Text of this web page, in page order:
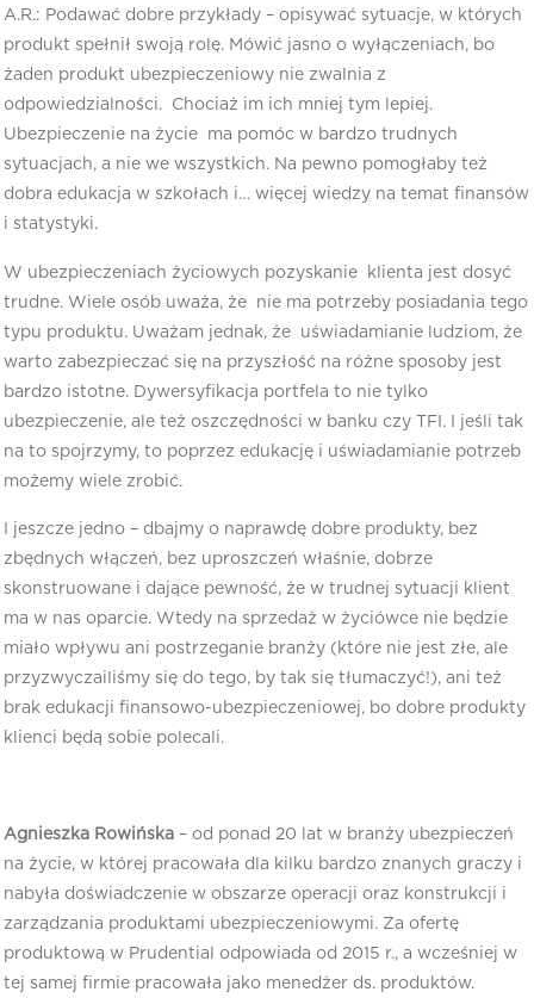
A.R.: Podawać dobre przykłady – opisywać sytuacje, w których
produkt spełnił swoją rolę. Mówić jasno o wyłączeniach, bo
żaden produkt ubezpieczeniowy nie zwalnia z
odpowiedzialności. Chociaż im ich mniej tym lepiej.
Ubezpieczenie na życie ma pomóc w bardzo trudnych
sytuacjach, a nie we wszystkich. Na pewno pomogłaby też
dobra edukacja w szkołach i… więcej wiedzy na temat finansów
i statystyki.
W ubezpieczeniach życiowych pozyskanie klienta jest dosyć
trudne. Wiele osób uważa, że nie ma potrzeby posiadania tego
typu produktu. Uważam jednak, że uświadamianie ludziom, że
warto zabezpieczać się na przyszłość na różne sposoby jest
bardzo istotne. Dywersyfikacja portfela to nie tylko
ubezpieczenie, ale też oszczędności w banku czy TFI. I jeśli tak
na to spojrzymy, to poprzez edukację i uświadamianie potrzeb
możemy wiele zrobić.
I jeszcze jedno – dbajmy o naprawdę dobre produkty, bez
zbędnych włączeń, bez uproszczeń właśnie, dobrze
skonstruowane i dające pewność, że w trudnej sytuacji klient
ma w nas oparcie. Wtedy na sprzedaż w życiówce nie będzie
miało wpływu ani postrzeganie branży (które nie jest złe, ale
przyzwyczailiśmy się do tego, by tak się tłumaczyć!), ani też
brak edukacji finansowo-ubezpieczeniowej, bo dobre produkty
klienci będą sobie polecali.
Agnieszka Rowińska – od ponad 20 lat w branży ubezpieczeń
na życie, w której pracowała dla kilku bardzo znanych graczy i
nabyła doświadczenie w obszarze operacji oraz konstrukcji i
zarządzania produktami ubezpieczeniowymi. Za ofertę
produktową w Prudential odpowiada od 2015 r., a wcześniej w
tej samej firmie pracowała jako menedżer ds. produktów.